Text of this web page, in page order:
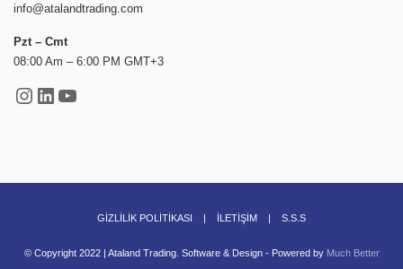
info@atalandtrading.com
Pzt – Cmt
08:00 Am – 6:00 PM GMT+3
GİZLİLİK POLİTİKASI | İLETİŞİM | S.S.S
© Copyright 2022 | Ataland Trading. Software & Design - Powered by Much Better